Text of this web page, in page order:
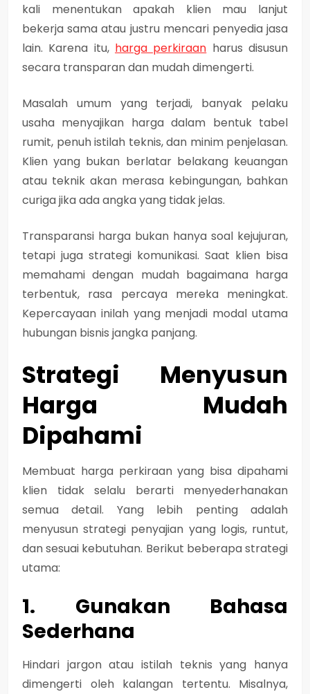
kali menentukan apakah klien mau lanjut
bekerja sama atau justru mencari penyedia jasa
lain. Karena itu, harga perkiraan harus disusun
secara transparandan mudah dimengerti.
Masalah umum yang terjadi, banyak pelaku
usaha menyajikan harga dalam bentuk tabel
rumit, penuh istilah teknis, dan minim penjelasan.
Klien yang bukan berlatar belakang keuangan
atau teknik akan merasa kebingungan, bahkan
curiga jika ada angka yang tidak jelas.
Transparansi harga bukan hanya soal kejujuran,
tetapi juga strategi komunikasi. Saat klien bisa
memahami dengan mudah bagaimana harga
terbentuk, rasa percaya mereka meningkat.
Kepercayaan inilah yang menjadi modal utama
hubungan bisnis jangka panjang.
Strategi Menyusun
Harga Mudah
Dipahami
Membuat harga perkiraan yang bisa dipahami
klien tidak selalu berarti menyederhanakan
semua detail. Yang lebih penting adalah
menyusun strategi penyajian yang logis, runtut,
dan sesuai kebutuhan. Berikut beberapa strategi
utama:
1. Gunakan Bahasa
Sederhana
Hindari jargon atau istilah teknis yang hanya
dimengerti oleh kalangan tertentu. Misalnya,